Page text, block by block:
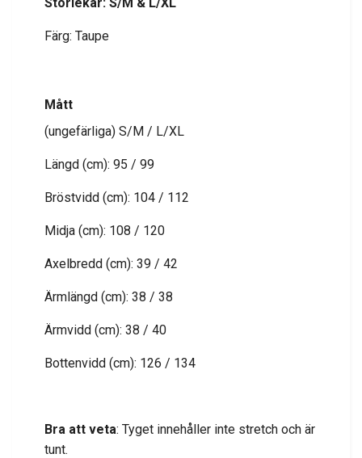
Färg: Taupe
Mått
(ungefärliga) S/M / L/XL
Längd (cm): 95 / 99
Bröstvidd (cm): 104 / 112
Midja (cm): 108 / 120
Axelbredd (cm): 39 / 42
Ärmlängd (cm): 38 / 38
Ärmvidd (cm): 38 / 40
Bottenvidd (cm): 126 / 134
Bra att veta: Tyget innehåller inte stretch och är
tunt.